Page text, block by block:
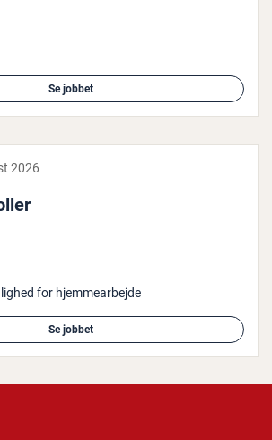
Se jobbet
2026
for hjemmearbejde
Se jobbet